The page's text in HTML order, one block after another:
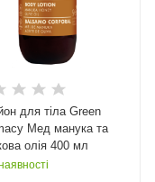
для тіла Green
Мед манука та
олія 400 мл